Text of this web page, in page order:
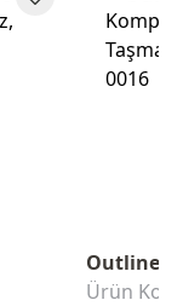
Outline
Ürün